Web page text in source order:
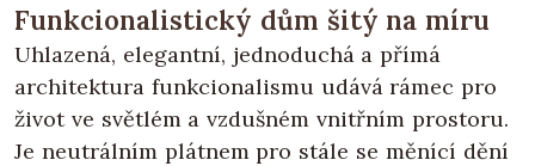
Funkcionalistický dům šitý na míru
Uhlazená, elegantní, jednoduchá a přímá
architektura funkcionalismu udává rámec pro
život ve světlém a vzdušném vnitřním prostoru.
Je neutrálním plátnem pro stále se měnící dění